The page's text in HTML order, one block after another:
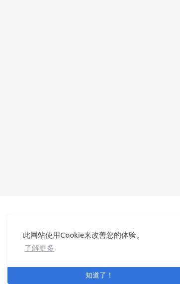
此网站使用Cookie来改善您的体验。
了解更多
知道了！
© 2025 河干鱼两Powered byHexo
© 2019